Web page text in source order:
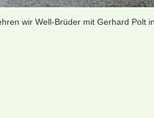
wir Well-Brüder mit Gerhard